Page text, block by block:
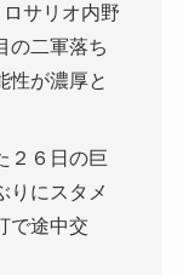
ロサリオ内野
の二軍落ち
性が濃厚と
２６日の巨
りにスタメ
で途中交